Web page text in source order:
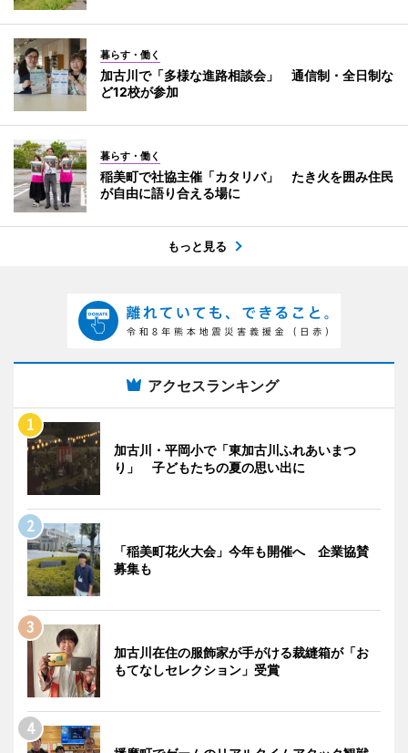
暮らす・働く
加古川で「多様な進路相談会」 通信制・全日制な
ど12校が参加
暮らす・働く
稲美町で社協主催「カタリバ」 たき火を囲み住民
が自由に語り合える場に
もっと見る
アクセスランキング
加古川・平岡小で「東加古川ふれあいまつ
り」 子どもたちの夏の思い出に
「稲美町花火大会」今年も開催へ 企業協賛
募集も
加古川在住の服飾家が手がける裁縫箱が「お
もてなしセレクション」受賞